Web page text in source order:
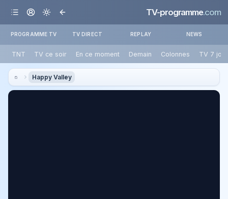
TV-programme.com
PROGRAMME TV TV DIRECT REPLAY NEWS
TNT TV ce soir En ce moment Demain Colonnes TV 7
Happy Valley